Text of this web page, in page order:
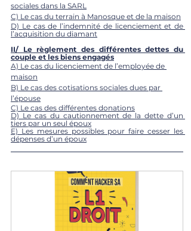
sociales dans la SARL
C) Le cas du terrain à Manosque et de la maison
D) Le cas de l’indemnité de licenciement et de
l’acquisition du diamant
II/ Le règlement des différentes dettes du
couple et les biens engagés
A) Le cas du licenciement de l’employée de
maison
B) Le cas des cotisations sociales dues par
l’épouse
C) Le cas des différentes donations
D) Le cas du cautionnement de la dette d’un
tiers par un seul époux
E) Les mesures possibles pour faire cesser les
dépenses d’un époux